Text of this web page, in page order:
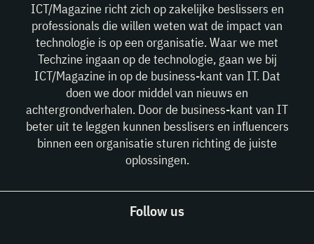
ICT/Magazine richt zich op zakelijke beslissers en
professionals die willen weten wat de impact van
technologie is op een organisatie. Waar we met
Techzine ingaan op de technologie, gaan we bij
ICT/Magazine in op de business-kant van IT. Dat
doen we door middel van nieuws en
achtergrondverhalen. Door de business-kant van IT
beter uit te leggen kunnen besslisers en influencers
binnen een organisatie sturen richting de juiste
oplossingen.
Follow us